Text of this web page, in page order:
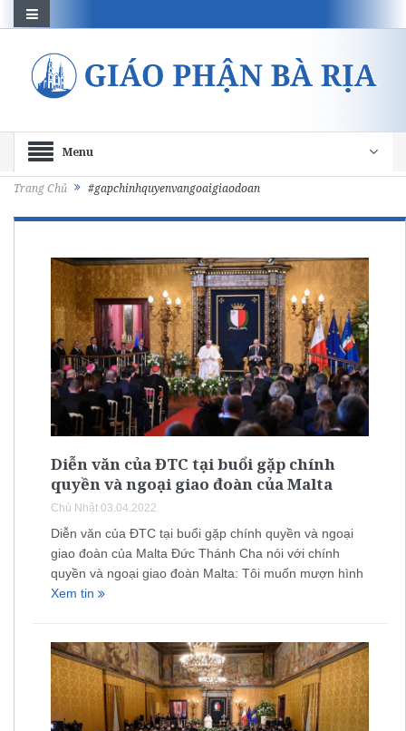
Menu
Trang Chủ #gapchinhquyenvangoaigiaodoan
Diễn văn của ĐTC tại buổi gặp chính
quyền và ngoại giao đoàn của Malta
Chủ Nhật 03.04.2022
Diễn văn của ĐTC tại buổi gặp chính quyền và ngoại
giao đoàn của Malta Đức Thánh Cha nói với chính
quyền và ngoại giao đoàn Malta: Tôi muốn mượn hình
Xem tin